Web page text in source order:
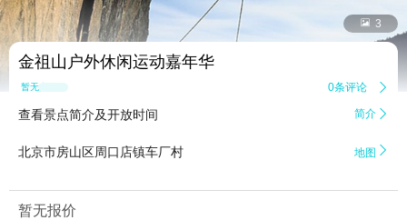
 3
金祖山户外休闲运动嘉年华
暂无点评 0条评论 
查看景点简介及开放时间 简介 
北京市房山区周口店镇车厂村 地图 
暂无报价